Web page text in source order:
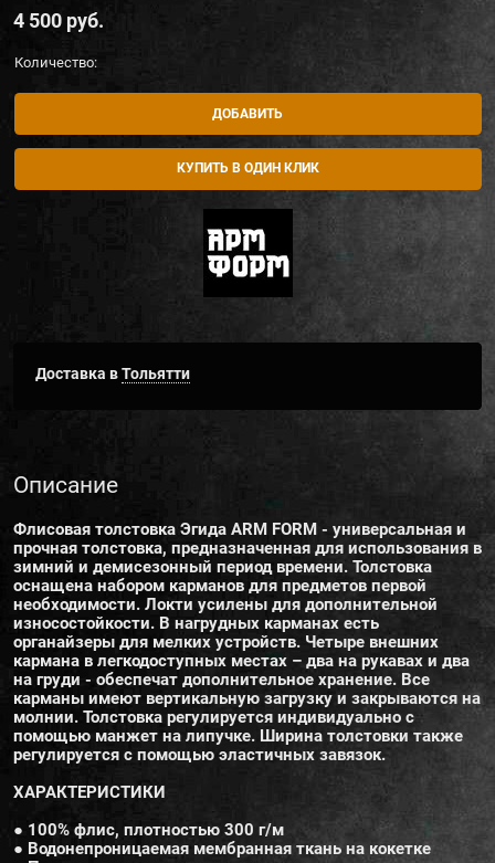
4 500 руб.
Количество:
ДОБАВИТЬ
КУПИТЬ В ОДИН КЛИК
Доставка вТольятти
Описание
Флисовая толстовка Эгида ARM FORM - универсальная и
прочная толстовка, предназначенная для использования в
зимний и демисезонный период времени. Толстовка
оснащена набором карманов для предметов первой
необходимости. Локти усилены для дополнительной
износостойкости. В нагрудных карманах есть
органайзеры для мелких устройств. Четыре внешних
кармана в легкодоступных местах – два на рукавах и два
на груди - обеспечат дополнительное хранение. Все
карманы имеют вертикальную загрузку и закрываются на
молнии. Толстовка регулируется индивидуально с
помощью манжет на липучке. Ширина толстовки также
регулируется с помощью эластичных завязок.
ХАРАКТЕРИСТИКИ
● 100% флис, плотностью 300 г/м
● Водонепроницаемая мембранная ткань на кокетке